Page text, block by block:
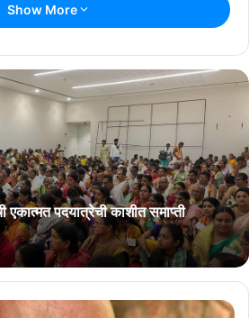
नाट्य महोत्सवात सादर जातलें ‘देश राग’
नाट्य महोत्सवात सादर जातलें ‘देश राग’
दिल्यात. तातूंतल्यान रानांतलो उजो
तशेंच तांचो वापर प्राधान्यान सुरू आसा अशें
Show More
एकात्मत पदयात्रेची काशीत समाप्ती